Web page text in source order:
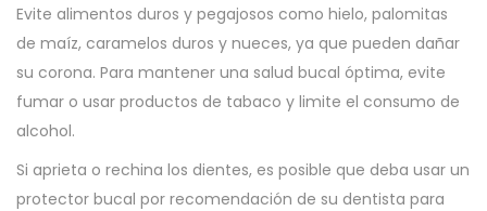
Evite alimentos duros y pegajosos como hielo, palomitas
de maíz, caramelos duros y nueces, ya que pueden dañar
su corona. Para mantener una salud bucal óptima, evite
fumar o usar productos de tabaco y limite el consumo de
alcohol.
Si aprieta o rechina los dientes, es posible que deba usar un
protector bucal por recomendación de su dentista para